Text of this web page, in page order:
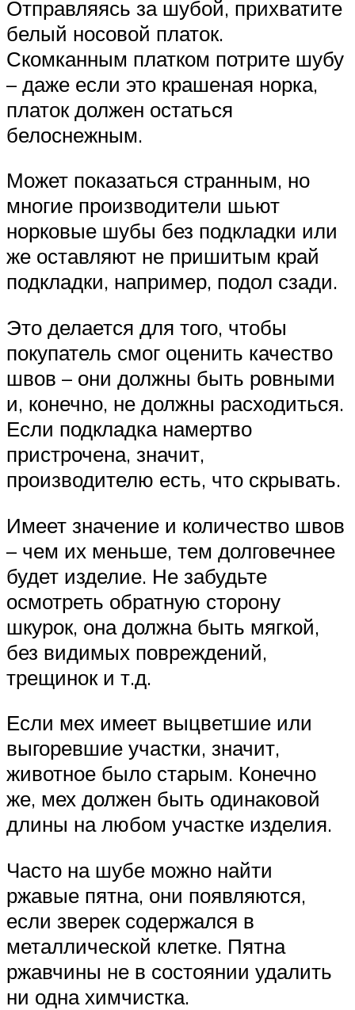
Отправляясь за шубой, прихватите
белый носовой платок.
Скомканным платком потрите шубу
– даже если это крашеная норка,
платок должен остаться
белоснежным.
Может показаться странным, но
многие производители шьют
норковые шубы без подкладки или
же оставляют не пришитым край
подкладки, например, подол сзади.
Это делается для того, чтобы
покупатель смог оценить качество
швов – они должны быть ровными
и, конечно, не должны расходиться.
Если подкладка намертво
пристрочена, значит,
производителю есть, что скрывать.
Имеет значение и количество швов
– чем их меньше, тем долговечнее
будет изделие. Не забудьте
осмотреть обратную сторону
шкурок, она должна быть мягкой,
без видимых повреждений,
трещинок и т.д.
Если мех имеет выцветшие или
выгоревшие участки, значит,
животное было старым. Конечно
же, мех должен быть одинаковой
длины на любом участке изделия.
Часто на шубе можно найти
ржавые пятна, они появляются,
если зверек содержался в
металлической клетке. Пятна
ржавчины не в состоянии удалить
ни одна химчистка.